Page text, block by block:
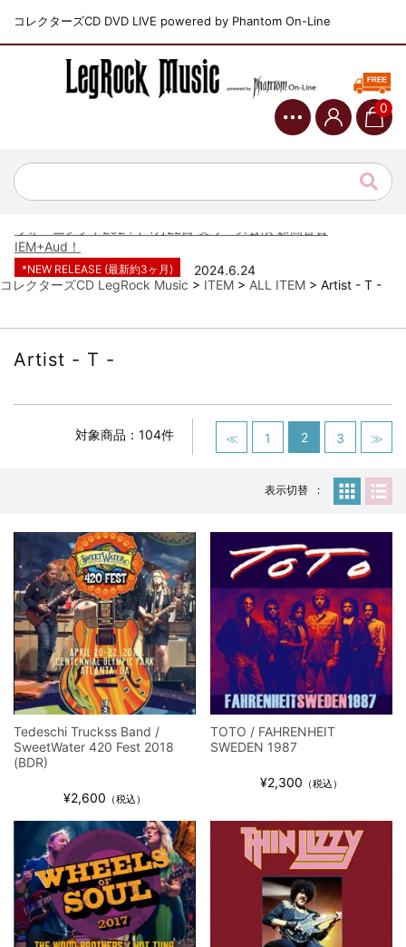
コレクターズCD DVD LIVE powered by Phantom On-Line
0
ジャーニー / 1979年5月8+9日 コロラド州 2公演 SBD 完全収録！
NGHFB / 2024年7月28日 フジロック’24公演 超高音質AI-SBD！
*NEW RELEASE (最新約3ヶ月)
2024.8.24
IEM+Aud！
*NEW RELEASE (最新約3ヶ月)
2024.6.24
ビリー・ジョエル / 2024年3月24日 100Aniv. 米M.S.G公演 完全
2024.6.24
全収録！
スコーピオンズ / 2024年6月15日 リスボン公演 FHD 完全収録！
*NEW RELEASE (最新約3ヶ月)
マネスキン / 2024年6月9日 ドイツ ROCK AM RING 公演 FHD 完
全収録！
*NEW RELEASE (最新約3ヶ月)
2024.6.9
メガデス / 2023年8月4日 ドイツ W.O.A. 公演 FHD 完全収録！
*NEW RELEASE (最新約3ヶ月)
2024.6.9
ユーライア・ヒープ / 2023年8月3日 ドイツ W.O.A. 公演 FHD 完
全収録！
*NEW RELEASE (最新約3ヶ月)
2024.6.9
ジャーニー / 1979年5月8+9日 コロラド州 2公演 SBD 完全収録！
*NEW RELEASE (最新約3ヶ月)
2024.11.9
NGHFB / 2024年7月28日 フジロック’24公演 超高音質AI-SBD！
*NEW RELEASE (最新約3ヶ月)
2024.8.24
ウォーニング / 2024年4月22日 英リーズ公演 超高音質
ビリー・ジョエル / 2024年3月24日 100Aniv. 米M.S.G公演 完全
収録！
*NEW RELEASE (最新約3ヶ月)
2024.6.24
リアム・ギャラガー / 2024年6月3日 カーディフ公演 IEM/AUD 完
全収録！
*NEW RELEASE (最新約3ヶ月)
2024.6.24
コレクターズCD LegRock Music > ITEM > ALL ITEM > Artist - T -
Artist - T -
≪ 1 2 3 ≫
対象商品：104件
表示切替
Tedeschi Truckss Band /
SweetWater 420 Fest 2018
(BDR)
¥2,600 （税込）
TOTO / FAHRENHEIT
SWEDEN 1987
¥2,300 （税込）